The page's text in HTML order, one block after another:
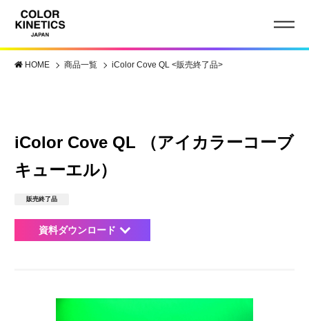
HOME 商品一覧 iColor Cove QL <販売終了品>
iColor Cove QL （アイカラーコーブ
キューエル）
販売終了品
資料ダウンロード